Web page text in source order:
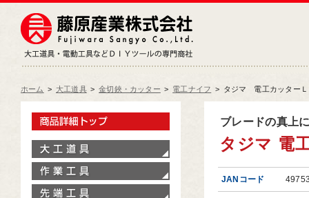
ホーム > 大工道具 > 金切鋏・カッター > 電工ナイフ > タジマ 電工カッター
ブレードの真上
タジマ 電
JANコード
製品情報トップ